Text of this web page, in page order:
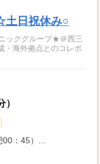
土日祝休み○
ックグループ★＠西三
・海外拠点とのコレポ
：45）...